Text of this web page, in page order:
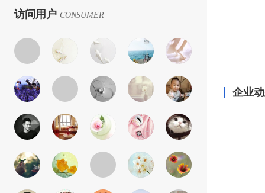
访问用户 CONSUMER
企业